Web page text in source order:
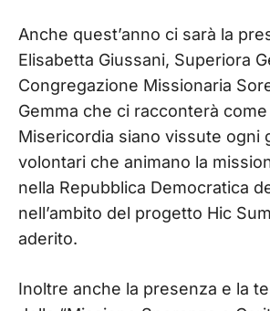
Anche quest’anno ci sarà la
Elisabetta Giussani, Superiora
Congregazione Missionaria
Gemma che ci racconterà
Misericordia siano vissute ogni
volontari che animano la
nella Repubblica Democratica
nell’ambito del progetto Hic
aderito.
Inoltre anche la presenza e la